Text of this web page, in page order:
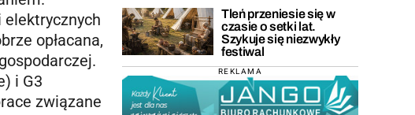
opłacana,
i G3
związane
Tleń przeniesie się w
czasie o setki lat.
Szykuje się niezwykły
festiwal
REKLAMA